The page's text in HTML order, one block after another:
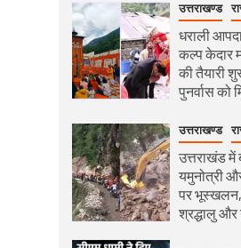
उत्तराखण्ड
धराली
कल्प केदार
की तैयारी
पुनर्वास को
उत्तराखण्ड
उत्तराखंड में
यमुनोत्री
पर भूस्खलन,
श्रद्धालु